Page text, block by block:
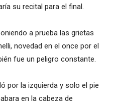
su recital para el final.
a prueba las grietas
novedad en el once por el
fue un peligro constante.
por la izquierda y solo el pie
en la cabeza de